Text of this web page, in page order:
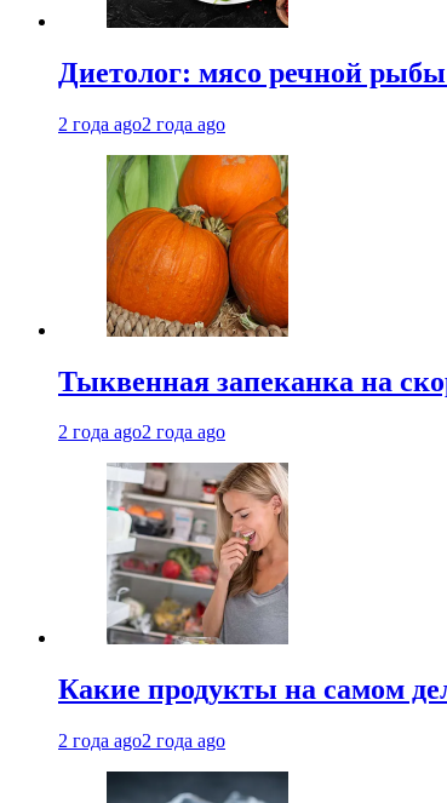
Диетолог: мясо речной
2 года ago2 года ago
Тыквенная запеканка на
2 года ago2 года ago
Какие продукты на самом
2 года ago2 года ago